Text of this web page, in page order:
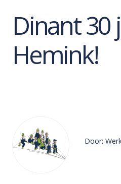
Dinant 30
Hemink!
Door: